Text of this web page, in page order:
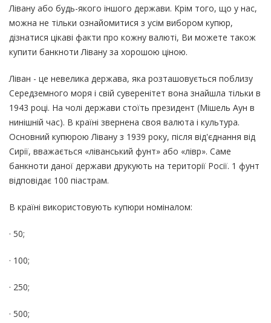
Лівану або будь-якого іншого держави. Крім того, що у нас,
можна не тільки ознайомитися з усім вибором купюр,
дізнатися цікаві факти про кожну валюті, Ви можете також
купити банкноти Лівану за хорошою ціною.
Ліван - це невелика держава, яка розташовується поблизу
Середземного моря і свій суверенітет вона знайшла тільки в
1943 році. На чолі держави стоїть президент (Мішель Аун в
нинішній час). В країні звернена своя валюта і культура.
Основний купюрою Лівану з 1939 року, після від'єднання від
Сирії, вважається «ліванський фунт» або «лівр». Саме
банкноти даної держави друкують на території Росії. 1 фунт
відповідає 100 піастрам.
В країні використовують купюри номіналом:
· 50;
· 100;
· 250;
· 500;